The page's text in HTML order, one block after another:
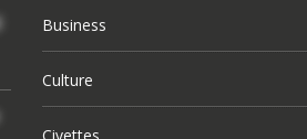
Business
Culture